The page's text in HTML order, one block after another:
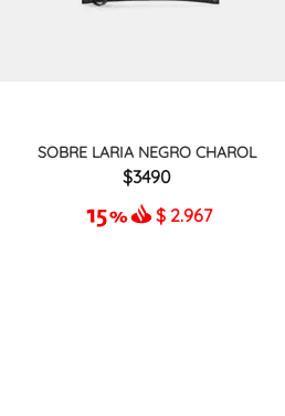
SOBRE LARIA NEGRO CHAROL
3490
$ 2.967